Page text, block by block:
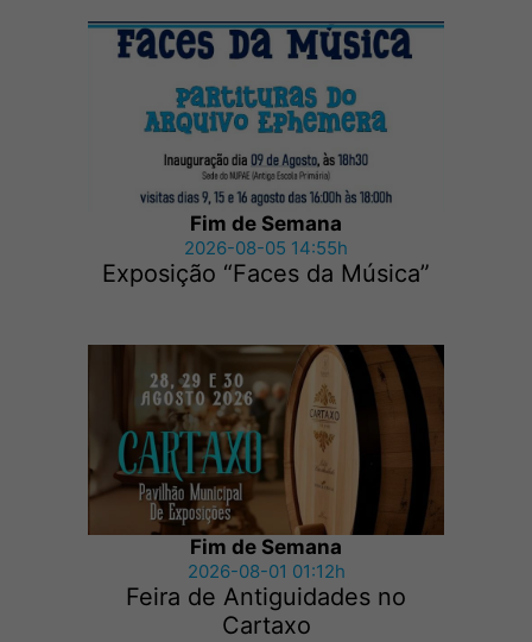
Fim de Semana
2026-08-05 14:55h
Exposição “Faces da Música”
Fim de Semana
2026-08-01 01:12h
Feira de Antiguidades no
Cartaxo